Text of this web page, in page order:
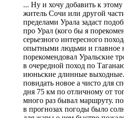
... Ну и хочу добавить к
житель Сочи или другой
пределами Урала задаст
про Урал (кого бы я
серьезного интересного
опытными людьми и главное
порекомендовал Уральские
в очередной поход по
июньские длинные
повидать новое а чисто для
дня 75 км по отличному от
много раз бывал маршруту.
в прогнозах погоды было